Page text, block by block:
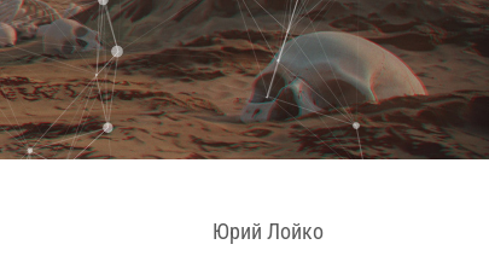
Юрий Лойко